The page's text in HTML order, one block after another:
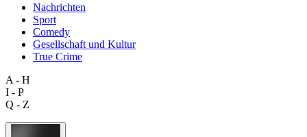
Nachrichten
Sport
Comedy
Gesellschaft und Kultur
True Crime
A - H
I - P
Q - Z